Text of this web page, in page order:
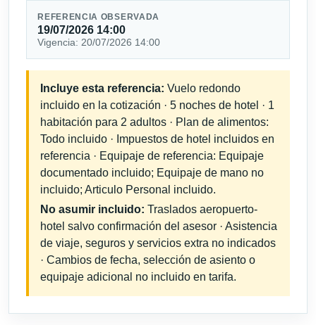
REFERENCIA OBSERVADA
19/07/2026 14:00
Vigencia: 20/07/2026 14:00
Incluye esta referencia: Vuelo redondo
incluido en la cotización · 5 noches de hotel · 1
habitación para 2 adultos · Plan de alimentos:
Todo incluido · Impuestos de hotel incluidos en
referencia · Equipaje de referencia: Equipaje
documentado incluido; Equipaje de mano no
incluido; Articulo Personal incluido.
No asumir incluido: Traslados aeropuerto-
hotel salvo confirmación del asesor · Asistencia
de viaje, seguros y servicios extra no indicados
· Cambios de fecha, selección de asiento o
equipaje adicional no incluido en tarifa.